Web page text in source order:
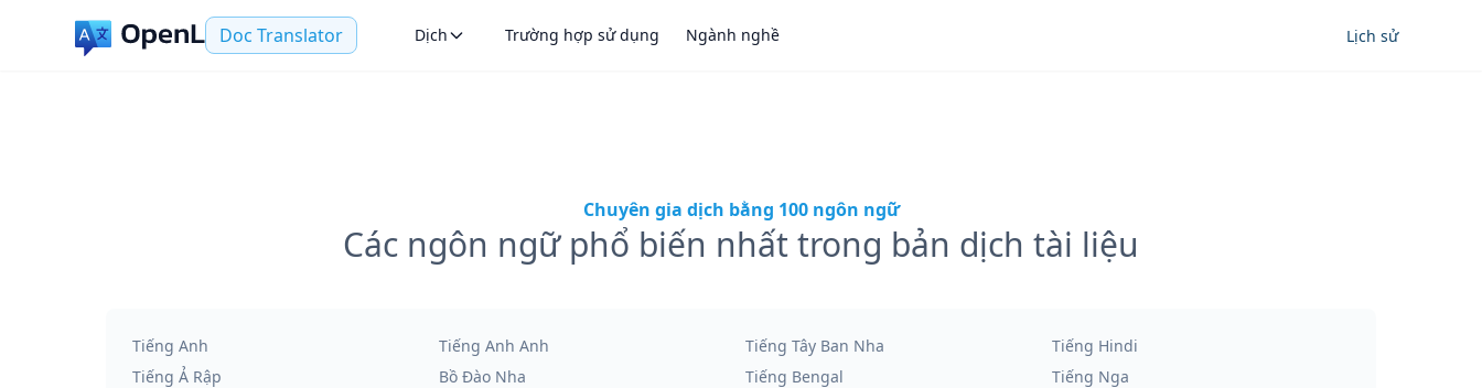
Doc Translator Dịch Trường hợp sử dụng Ngành nghề Lịch sử
Chuyên gia dịch bằng 100 ngôn ngữ
Các ngôn ngữ phổ biến nhất trong bản dịch tài liệu
Tiếng Anh Tiếng Anh Anh Tiếng Tây Ban Nha
Tiếng Hindi
Tiếng Ả Rập
Bồ Đào Nha Tiếng Bengal
Tiếng Nga